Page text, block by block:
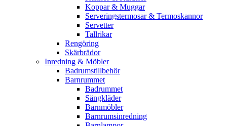
Koppar & Muggar
Serveringstermosar & Termoskannor
Servetter
Tallrikar
Rengöring
Skärbrädor
Inredning & Möbler
Badrumstillbehör
Barnrummet
Badrummet
Sängkläder
Barnmöbler
Barnrumsinredning